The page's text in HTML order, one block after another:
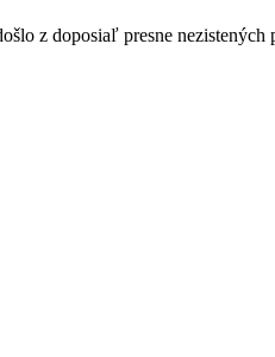
z doposiaľ presne